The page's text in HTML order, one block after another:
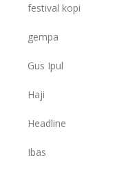
festival kopi
gempa
Gus Ipul
Haji
Headline
Ibas